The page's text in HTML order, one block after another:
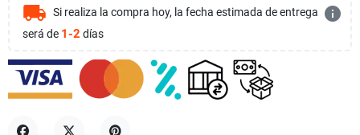
local_shipping Si realiza la compra hoy, la fecha estimada de entrega
será de 1-2 días
info